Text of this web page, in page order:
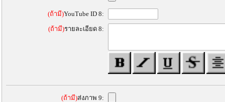
(ถ้ามี)YouTube ID 8:
(ถ้ามี)รายละเอียด 8:
(ถ้ามี)ส่งภาพ 9: